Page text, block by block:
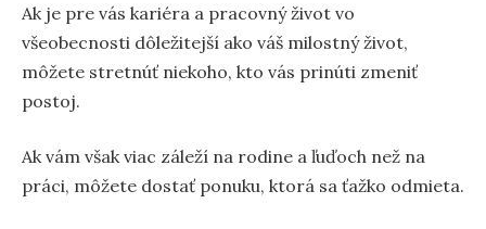
Ak je pre vás kariéra a pracovný život vo
všeobecnosti dôležitejší ako váš milostný život,
môžete stretnúť niekoho, kto vás prinúti zmeniť
postoj.
Ak vám však viac záleží na rodine a ľuďoch než na
práci, môžete dostať ponuku, ktorá sa ťažko odmieta.